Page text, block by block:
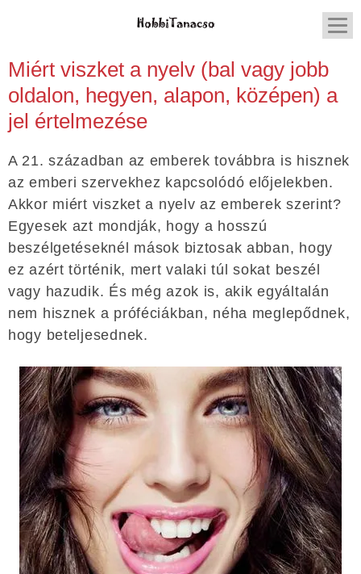
Miért viszket a nyelv (bal vagy jobb
oldalon, hegyen, alapon, középen) a
jel értelmezése
A 21. században az emberek továbbra is hisznek
az emberi szervekhez kapcsolódó előjelekben.
Akkor miért viszket a nyelv az emberek szerint?
Egyesek azt mondják, hogy a hosszú
beszélgetéseknél mások biztosak abban, hogy
ez azért történik, mert valaki túl sokat beszél
vagy hazudik. És még azok is, akik egyáltalán
nem hisznek a próféciákban, néha meglepődnek,
hogy beteljesednek.